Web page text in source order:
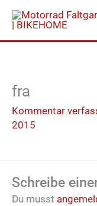
Zum
Inhalt
springen
fra
Kommentar
2015
Schreibe
Du musst